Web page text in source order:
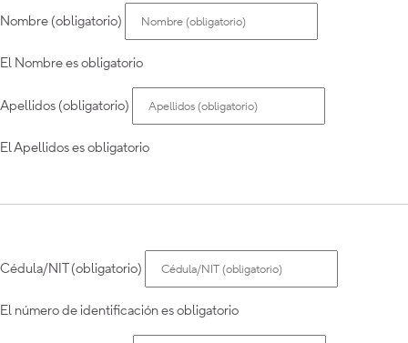
Nombre (obligatorio)
El Nombre es obligatorio
Apellidos (obligatorio)
El Apellidos es obligatorio
Cédula/NIT (obligatorio)
El número de identificación es obligatorio